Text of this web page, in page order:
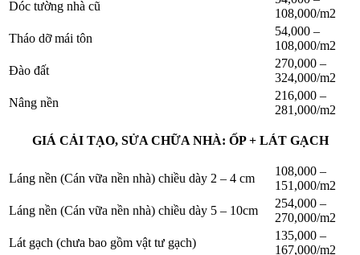
Dóc tường nhà cũ
108,000/m2
Tháo dỡ mái tôn
54,000 –
108,000/m2
Đào đất
270,000 –
324,000/m2
Nâng nền
216,000 –
281,000/m2
GIÁ CẢI TẠO, SỬA CHỮA NHÀ: ỐP + LÁT GẠCH
Láng nền (Cán vữa nền nhà) chiều dày 2 – 4 cm
108,000 –
151,000/m2
Láng nền (Cán vữa nền nhà) chiều dày 5 – 10cm
254,000 –
270,000/m2
Lát gạch (chưa bao gồm vật tư gạch)
135,000 –
167,000/m2